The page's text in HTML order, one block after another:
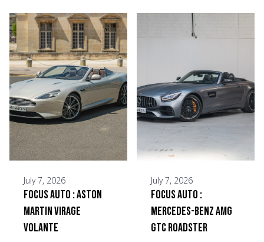
July 7, 2026
Focus Auto : Aston
Martin Virage
Volante
July 7, 2026
Focus Auto :
Mercedes-Benz AMG
GTC Roadster